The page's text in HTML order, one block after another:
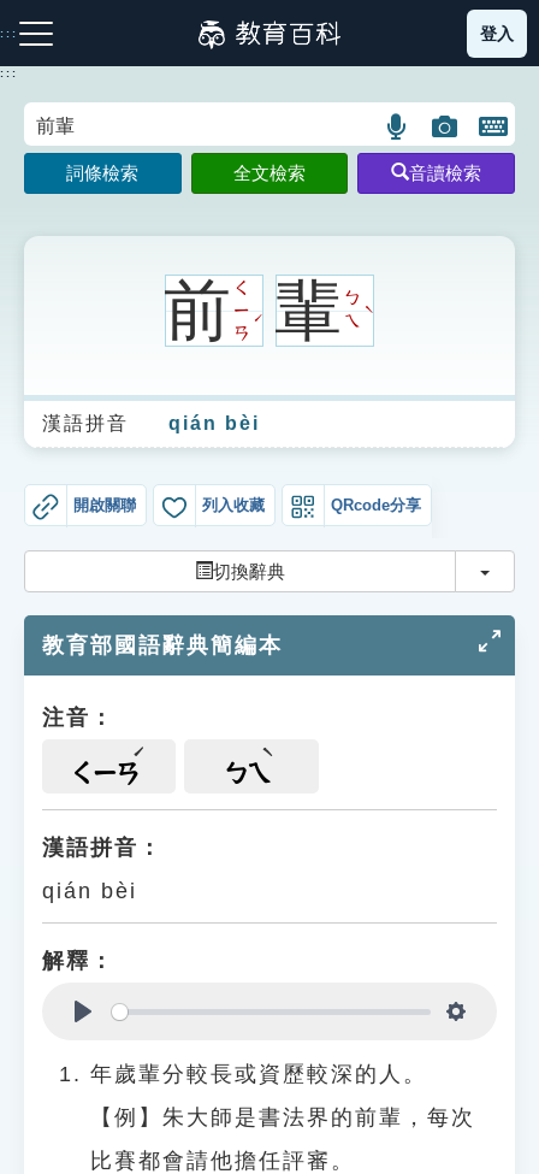
到
主
:::
注音索引圖示 筆畫索引圖示 部首索引表圖示
生字詞彙表
成語故事
索引選單
單字索引
遊戲專區
貓頭鷹博士
登入
:::
語
言
搜
圖
片
搜
開
鍵
圖
詞條檢索 全文檢索 音讀檢索
前ㄑ
ㄧ
ㄢ
ˊ 輩ㄅ
ㄟ
ˋ
漢語拼音 qián bèi
開啟關聯 列入收藏 QRcode分享
切換辭典 切換
教育部國語辭典簡編本
注音：
ㄑㄧㄢ ㄅㄟ
漢語拼音：
qián bèi
解釋：
年歲輩分較長或資歷較深的人。
【例】朱大師是書法界的前輩，每次
比賽都會請他擔任評審。